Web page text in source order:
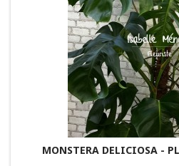
MONSTERA DELICIOSA -